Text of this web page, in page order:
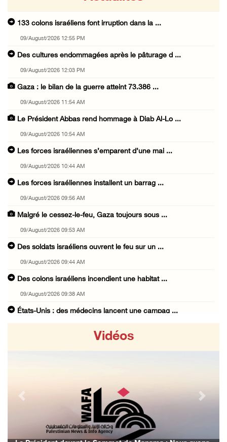
133 colons israéliens font irruption dans la ...
09/August/2026 12:55 PM
Des cultures endommagées après le pâturage d ...
09/August/2026 12:03 PM
Gaza : le bilan de la guerre atteint 73.386 ...
09/August/2026 11:54 AM
Le Président Abbas rend hommage à Diab Al-Lo ...
09/August/2026 10:54 AM
Les forces israéliennes s’emparent d’une mai ...
09/August/2026 10:44 AM
Les forces israéliennes installent un barrag ...
09/August/2026 09:56 AM
Malgré le cessez-le-feu, Gaza toujours sous ...
09/August/2026 09:53 AM
Des soldats israéliens ouvrent le feu sur un ...
09/August/2026 09:44 AM
Des colons israéliens incendient une habitat ...
09/August/2026 09:38 AM
États-Unis : des médecins lancent une campag ...
09/August/2026 07:34 AM
Des milices de colons israéliens volent un t ...
09/August/2026 07:02 AM
Des cas d’asphyxie ont été signalés dans le ...
Vidéos
Previous Next